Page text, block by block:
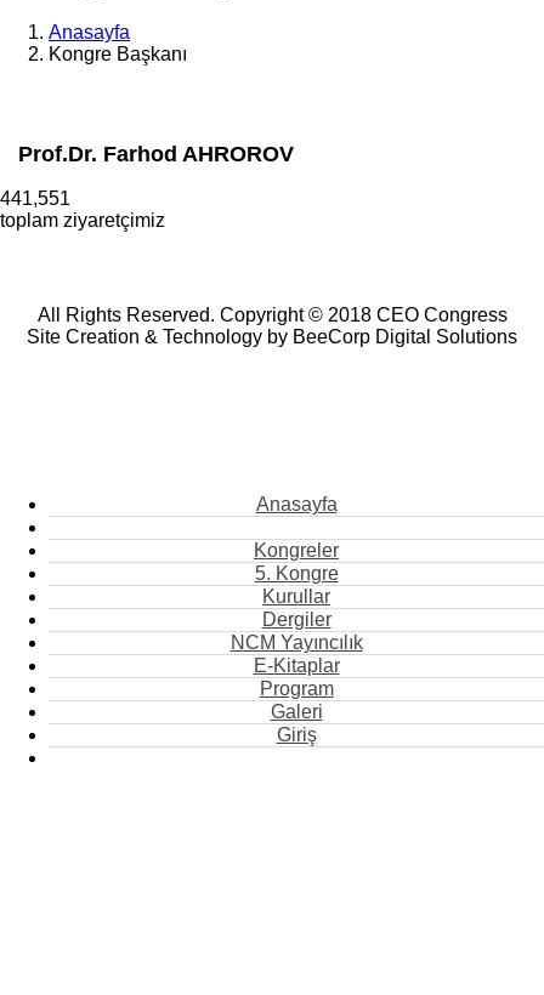
Anasayfa
Kongreler
5. Kongre
Kurullar
Dergiler
NCM Yayıncılık
E-Kitaplar
Program
Galeri
Giriş
Anasayfa
Kongre Başkanı
Prof.Dr. Farhod AHROROV
441,551
toplam ziyaretçimiz
All Rights Reserved. Copyright © 2018 CEO Congress
Site Creation & Technology by BeeCorp Digital Solutions